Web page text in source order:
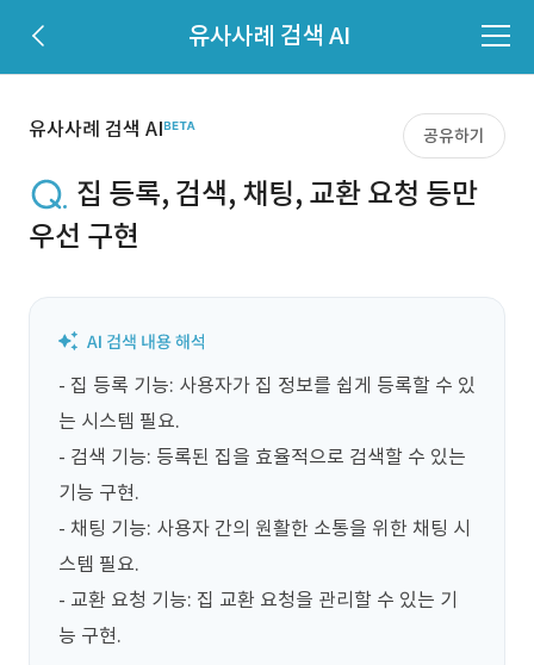
유사사례 검색 AI
유사사례 검색 AI 공유하기
집 등록, 검색, 채팅, 교환 요청 등만
우선 구현
- 집 등록 기능: 사용자가 집 정보를 쉽게 등록할 수 있
는 시스템 필요.
- 검색 기능: 등록된 집을 효율적으로 검색할 수 있는
기능 구현.
- 채팅 기능: 사용자 간의 원활한 소통을 위한 채팅 시
스템 필요.
- 교환 요청 기능: 집 교환 요청을 관리할 수 있는 기
능 구현.